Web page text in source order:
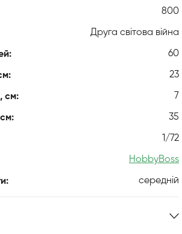
800
Друга світова війна
60
23
см: 7
35
1/72
HobbyBoss
середній